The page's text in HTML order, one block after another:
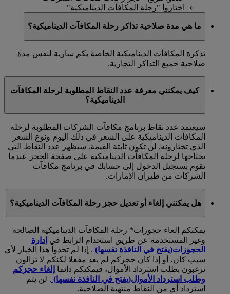
اختاروا "رحلة المكافآت الديناميكية"
ما هي مدة صلاحية تذاكر رحلة المكافآت الديناميكية؟
تذكرة المكافآت الديناميكية الخاصة بكم سارية لنفس مدة
صلاحية جميع التذاكر التجارية.
كيف يمكنني معرفة عدد النقاط المطلوبة لرحلة المكافآت
الديناميكية؟
سيعتمد عدد نقاط برنامج مكافآت الشركات المطلوبة لرحلة
المكافآت الديناميكية على السعر في ذلك اليوم ونوع السعر
الذي تختارونه. لن تكون ثابتة القيمة. سيظهر عدد النقاط التي
تحتاجها لرحلة المكافآت الديناميكية على صفحة الحجز عندما
تقوم بستجيل الدخول إلى حسابك في برنامج مكافآت
الشركات من طيران الإمارات.
هل يمكنني إلغاء أو تعديل حجز رحلة المكافآت الديناميكية؟
يمكنكم إلغاء حجوزات* رحلة المكافآت الديناميكية الصالحة
وغير المستخدمة عن طريق استخدام الرابط في إدارة
الحجوزات(يفتح في النافذة نفسها) . إذا لم تجدوا هذا الخيار لأي
سبب كان، أو إذا كان حجزكم لم يعد مفعلا لكنكم لا تزالون
ترغبون بطلب استرداد الأموال، فيمكنكم دائما إلغاء حجزكم
وطلب استرداد الأموال(يفتح في النافذة نفسها) . لن يتم
استرداد أي من النقاط منتهية الصلاحية.